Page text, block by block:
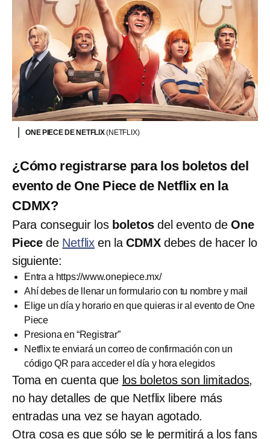
ONE PIECE DE NETFLIX(NETFLIX)
¿Cómo registrarse para los boletos del
evento de One Piece de Netflix en la
CDMX?
Para conseguir los boletosdel evento deOne
Piece de Netflix en laCDMXdebes de hacer lo
siguiente:
Entra a https://www.onepiece.mx/
Ahí debes de llenar un formulario con tu nombre y mail
Elige un día y horario en que quieras ir al evento de One
Piece
Presiona en “Registrar”
Netflix te enviará un correo de confirmación con un
código QR para acceder el día y hora elegidos
Toma en cuenta que los boletos son limitados,
no hay detalles de que Netflix libere más
entradas una vez se hayan agotado.
Otra cosa es que sólo se le permitirá a los fans